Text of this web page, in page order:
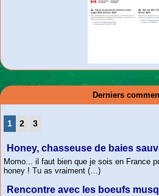
Kuujjuaq
Randonnée
solitaire 2015
messager du
Institut
Expédition
Nunavik
Association
Nature
Expédition Du
Traversée du
canot de
Baie
Makivik
Village
Derniers
1 2 3
Honey, chasseuse de baies
Momo... il faut bien que je sois en France
honey ! Tu as vraiment (…)
Rencontre avec les boeufs